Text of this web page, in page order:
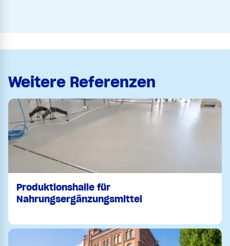
Weitere Referenzen
Produktionshalle für
Nahrungsergänzungsmittel